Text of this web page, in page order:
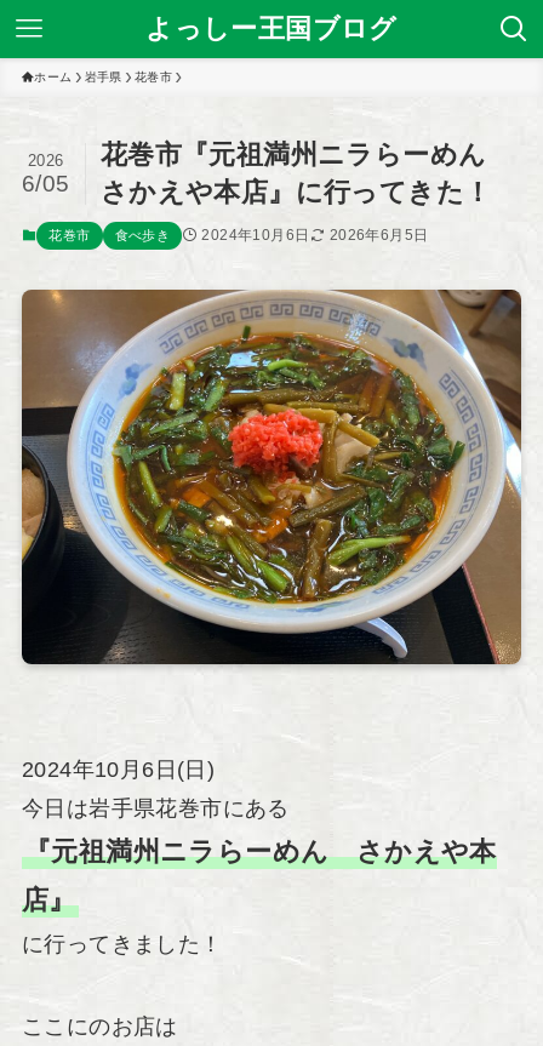
よっしー王国ブログ
ホーム 岩手県 花巻市
花巻市『元祖満州ニラらーめん
さかえや本店』に行ってきた！
2026
6/05
花巻市 食べ歩き 2024年10月6日 2026年6月5日
2024年10月6日(日)
今日は岩手県花巻市にある
『元祖満州ニラらーめん さかえや本
店』
に行ってきました！
ここにのお店は